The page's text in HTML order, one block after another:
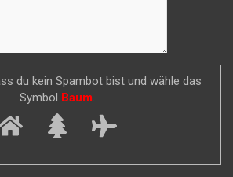
du kein Spambot bist und wähle das
Symbol
Baum.